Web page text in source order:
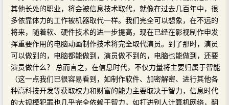
其他长处的职业，将会被信息技术取代，就像在过去几百年中，很
多依靠体力的工作被机器取代一样。我们完全可以想象，在不远的
将来，随着软、硬件技术的进一步提高，现在已经在影视制作申发
挥重要作用的电脑动画制作技术将完全取代演员。到了那时，演员
可以做到的，电脑都能做到，演员做不到的，电脑也能做到，还要
演员做什么？ 总而言之，在信息时代，不仅力量将主要归属于智能
（这一点我们已很容易看到，如制作软件、加密解密、进行其他各
种高科技开发等获取权力和财富的能力主要取决于智力，信息时代
的大规模犯罪也几乎完全依赖于智力，如打进别人计算机网络，翻